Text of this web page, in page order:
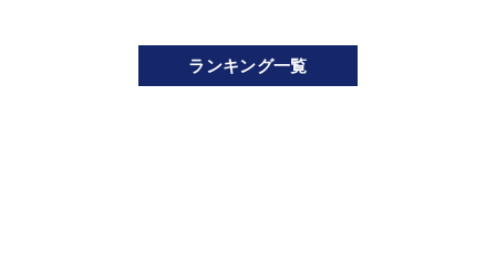
ランキング一覧